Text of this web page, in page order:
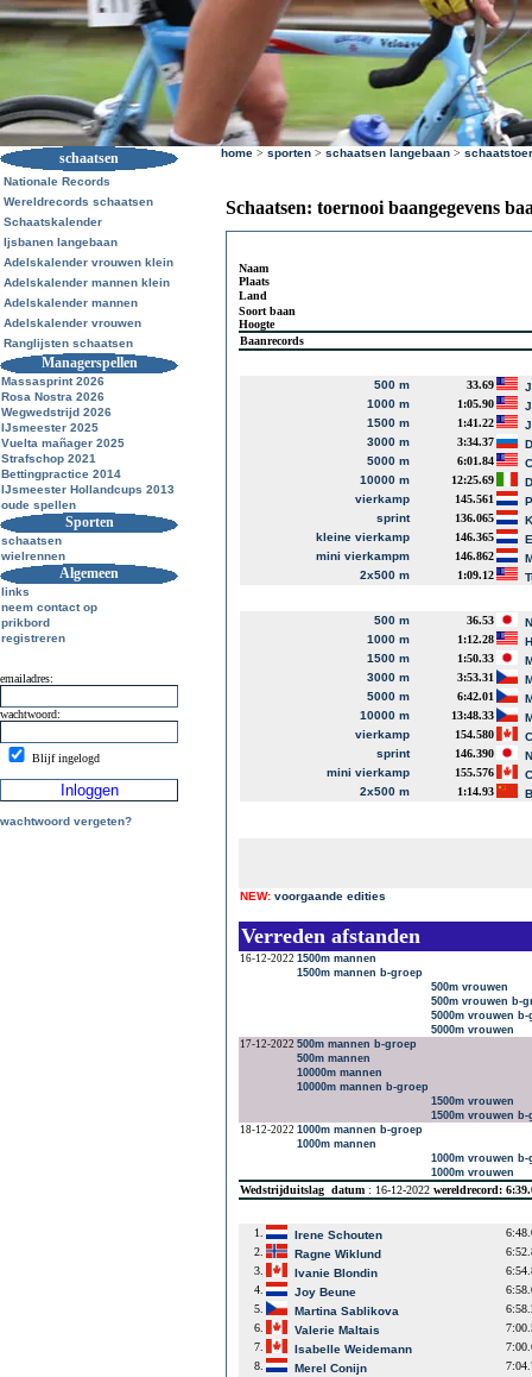
schaatsen
Nationale Records
Wereldrecords schaatsen
Schaatskalender
Ijsbanen langebaan
Adelskalender vrouwen klein
Adelskalender mannen klein
Adelskalender mannen
Adelskalender vrouwen
Ranglijsten schaatsen
Managerspellen
Massasprint 2026
Rosa Nostra 2026
Wegwedstrijd 2026
IJsmeester 2025
Vuelta mañager 2025
Strafschop 2021
Bettingpractice 2014
IJsmeester Hollandcups 2013
oude spellen
Sporten
schaatsen
wielrennen
Algemeen
links
neem contact op
prikbord
registreren
emailadres:
wachtwoord:
Blijf ingelogd
wachtwoord vergeten?
home > sporten > schaatsen langebaan >
Schaatsen: toernooi baangegevens
Naam
Plaats
Land
Soort baan
Hoogte
Baanrecords
500 m 33.69
1000 m
1:05.90
1500 m
1:41.22
3000 m
3:34.37
5000 m
6:01.84
10000 m
12:25.69
vierkamp
145.561
sprint
136.065
kleine vierkamp
146.365
mini vierkampm
146.862
2x500 m
1:09.12
500 m 36.53
1000 m
1:12.28
1500 m
1:50.33
3000 m
3:53.31
5000 m
6:42.01
10000 m
13:48.33
vierkamp
154.580
sprint
146.390
mini vierkamp
155.576
2x500 m
1:14.93
NEW: voorgaande edities
Verreden afstanden
16-12-2022 1500m mannen
1500m mannen b-groep
500m vrouwen
500m vrouwen b-
5000m vrouwen b-
5000m vrouwen
17-12-2022 500m mannen b-groep
500m mannen
10000m mannen
10000m mannen b-groep
1500m vrouwen
1500m vrouwen b-
18-12-2022 1000m mannen b-groep
1000m mannen
1000m vrouwen b-
1000m vrouwen
Wedstrijduitslag datum : 16-12-2022 wereldrecord:
1. Irene Schouten
2.
Ragne Wiklund
3.
Ivanie Blondin
4.
Joy Beune
5.
Martina Sablikova
6.
Valerie Maltais
7.
Isabelle Weidemann
8.
Merel Conijn